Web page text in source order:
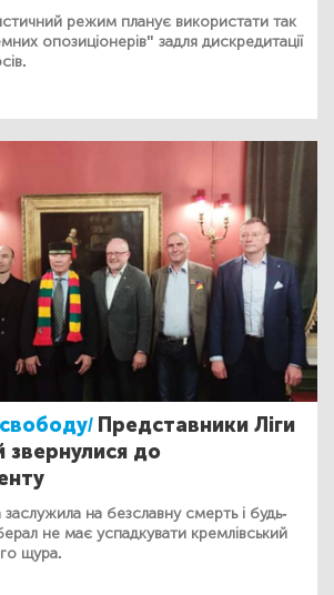
режим планує використати так
опозиціонерів" задля дискредитації
Представники Ліги
звернулися до
на безславну смерть і будь-
не має успадкувати кремлівський
щура.